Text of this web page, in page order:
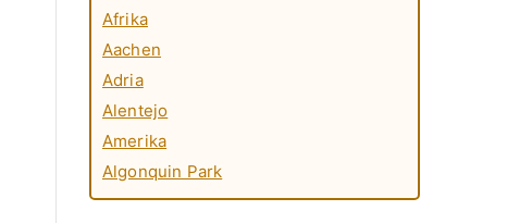
Afrika
Aachen
Adria
Alentejo
Amerika
Algonquin Park